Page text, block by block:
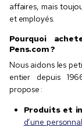
affaires, mais
et employés.
Pourquoi
Pens.com ?
Nous aidons les
entier depuis
propose :
Produits et
d’une